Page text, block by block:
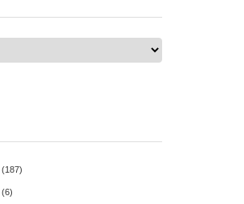
(187)
(6)